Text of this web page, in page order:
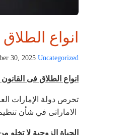
انواع
30, 2025 Uncategorized
انواع الطلاق فى القانون
تحرص دولة الإمارات
الاماراتى في شأن
الحياة الزوجية لا